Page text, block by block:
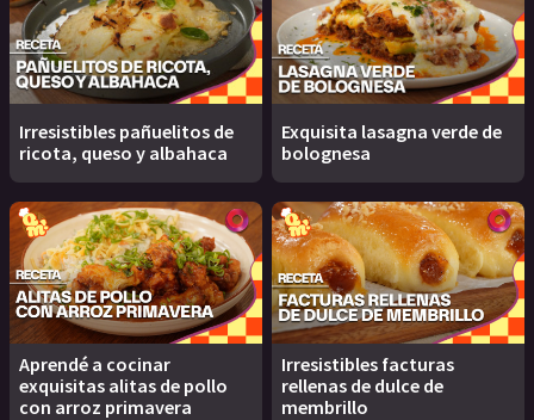
Irresistibles pañuelitos de
ricota, queso y albahaca
Exquisita lasagna verde de
bolognesa
Aprendé a cocinar
exquisitas alitas de pollo
con arroz primavera
Irresistibles facturas
rellenas de dulce de
membrillo